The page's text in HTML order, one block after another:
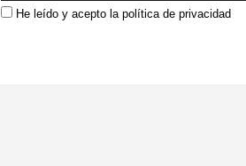
He leído y acepto la política de privacidad